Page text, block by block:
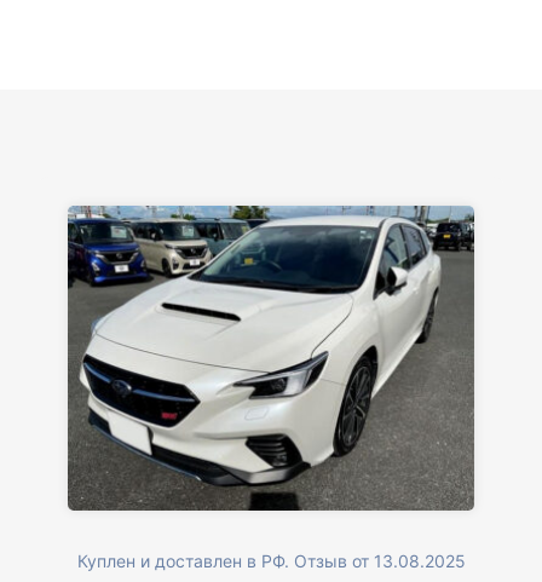
Куплен и доставлен в РФ. Отзыв от 13.08.2025